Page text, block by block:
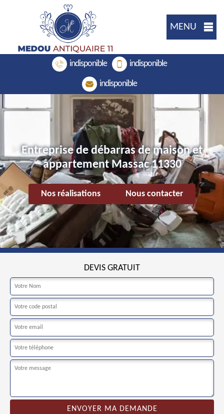
MENU
indisponible indisponible
indisponible
Entreprise de débarras de maison et
appartement Massac 11330
Nos réalisations Nous contacter
DEVIS GRATUIT